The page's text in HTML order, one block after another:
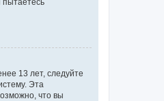
пытаетесь
13 лет, следуйте
Эта
что вы